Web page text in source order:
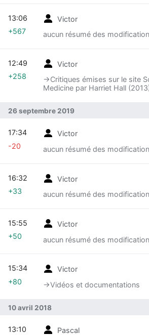
Victor
aucun résumé des
13:06
+567
Victor
→‎Critiques émises sur le site
Medicine par Harriet Hall
12:49
+258
26 septembre 2019
Victor
aucun résumé des
17:34
-20
Victor
aucun résumé des
16:32
+33
Victor
aucun résumé des
15:55
+50
Victor
→‎Vidéos et documentations
15:34
+80
10 avril 2018
Pascal
13:10